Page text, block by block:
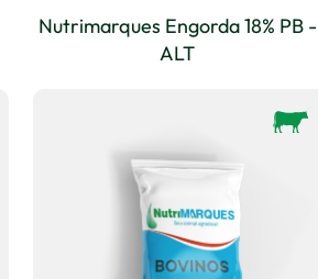
Nutrimarques Engorda 18% PB -
ALT